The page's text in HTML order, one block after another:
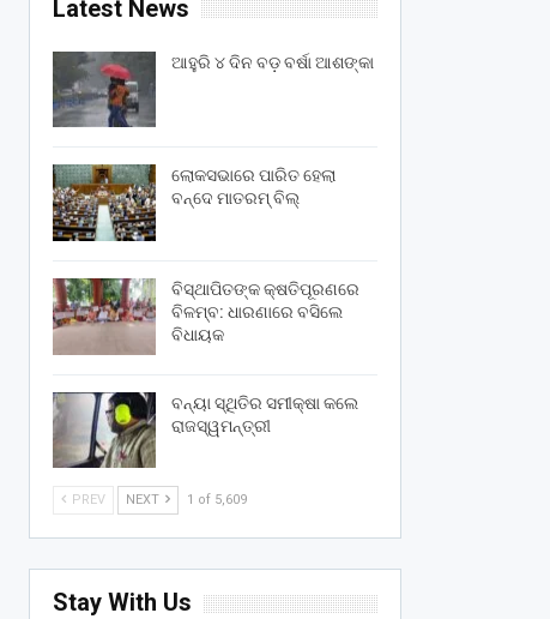
Latest News
ଆହୁରି ୪ ଦିନ ବଡ଼ ବର୍ଷା ଆଶଙ୍କା
ଲୋକସଭାରେ ପାରିତ ହେଲା
ବନ୍ଦେ ମାତରମ୍‌ ବିଲ୍‌
ବିସ୍ଥାପିତଙ୍କ କ୍ଷତିପୂରଣରେ
ବିଳମ୍ବ: ଧାରଣାରେ ବସିଲେ
ବିଧାୟକ
ବନ୍ୟା ସ୍ଥିତିର ସମୀକ୍ଷା କଲେ
ରାଜସ୍ୱମନ୍ତ୍ରୀ
PREV NEXT 1 of 5,609
Stay With Us